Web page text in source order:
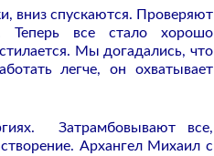
вниз спускаются. Проверяют
Теперь все стало хорошо
Мы догадались, что
легче, он охватывает
Затрамбовывают все,
Архангел Михаил с